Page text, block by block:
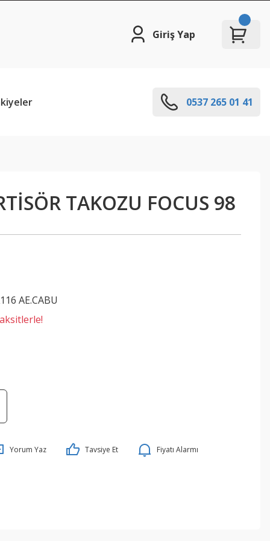
Giriş Yap
0537 265 01 41
TAKOZU FOCUS 98
AE.CABU
Yorum Yaz Tavsiye Et Fiyatı Alarmı